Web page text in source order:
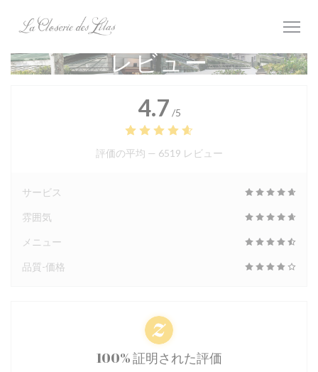
レビュー
4.7 /5
評価の平均 — 6519 レビュー
サービス
雰囲気
メニュー
品質-価格
100% 証明された評価